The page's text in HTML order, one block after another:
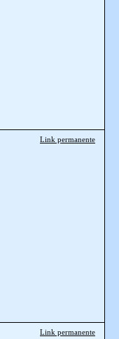
Link permanente
Link permanente